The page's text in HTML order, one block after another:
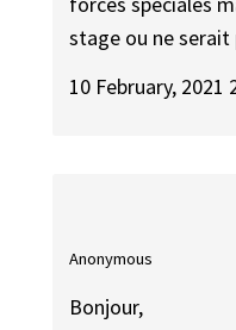
stage ou ne serait
10 February, 2021
Anonymous
Bonjour,